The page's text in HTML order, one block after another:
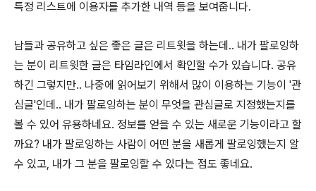
특정 리스트에 이용자를 추가한 내역 등을 보여줍니다.
남들과 공유하고 싶은 좋은 글은 리트윗을 하는데.. 내가 팔로잉하
는 분이 리트윗한 글은 타임라인에서 확인할 수가 있습니다. 공유
하긴 그렇지만.. 나중에 읽어보기 위해서 많이 이용하는 기능이 '관
심글'인데.. 내가 팔로잉하는 분이 무엇을 관심글로 지정했는지를
볼 수 있어 유용하네요. 정보를 얻을 수 있는 새로운 기능이라고 할
까요? 내가 팔로잉하는 사람이 어떤 분을 새롭게 팔로잉했는지 알
수 있고, 내가 그 분을 팔로잉할 수 있다는 점도 좋네요.